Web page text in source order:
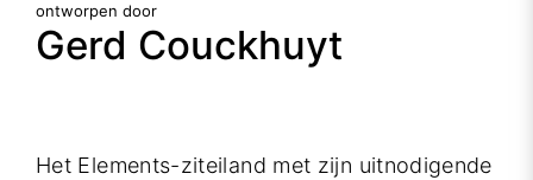
ontworpen door
Gerd Couckhuyt
Het Elements-ziteiland met zijn uitnodigende